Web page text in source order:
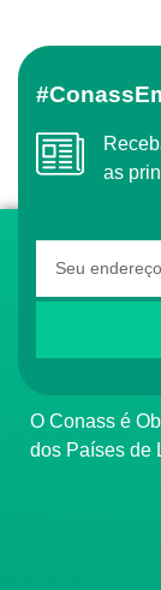
Receba o conteúdo semanal do Conass com
as
O Conass é Observador Consultivo da Comunidade
dos Países de